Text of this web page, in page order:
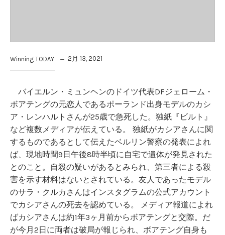
Winning TODAY 2月 13, 2021
バイエルン・ミュンヘンのドイツ代表DFジェローム・
ボアテングの元恋人であるポーランド出身モデルのカシ
ア・レンハルトさんが25歳で急死した。独紙『ビルト』
など複数メディアが伝えている。 独紙がカシアさんに関
するものであるとして伝えたベルリン警察の発表によれ
ば、現地時間9日午後8時半頃に自宅で遺体が発見された
とのこと。自殺の疑いがあるとみられ、第三者による殺
害を示す材料はないとされている。友人であったモデル
のサラ・クルカさんはインスタグラムの公式アカウント
でカシアさんの死去を認めている。 メディア報道によれ
ばカシアさんは約1年3ヶ月前からボアテングと交際。だ
が今月2日に両者は破局が報じられ、ボアテング自身も